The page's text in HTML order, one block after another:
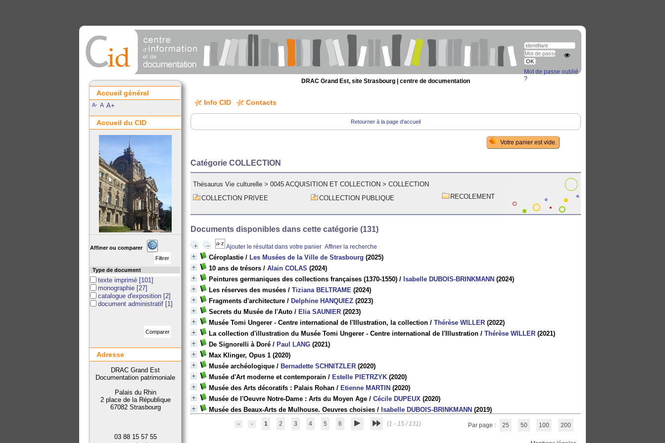
DRAC Grand Est, site Strasbourg | centre de documentation
Info CID Contacts
Retourner à la page d'accueil
Catégorie COLLECTION
Thésaurus Vie culturelle >0045 ACQUISITION ET COLLECTION >COLLECTION
COLLECTION PRIVEE
COLLECTION PUBLIQUE RECOLEMENT
Documents disponibles dans cette catégorie (131)
Ajouter le résultat dans votre panier Affiner la recherche
Céroplastie / Les Musées de la Ville de Strasbourg (2025)
10 ans de trésors /Alain COLAS (2024)
Peintures germaniques des collections françaises (1370-1550) / Isabelle DUBOIS-BRINKMANN (2024)
Les réserves des musées /Tiziana BELTRAME (2024)
Fragments d'architecture / Delphine HANQUIEZ (2023)
Secrets du Musée de l'Auto / Elia SAUNIER (2023)
Musée Tomi Ungerer - Centre international de l'Illustration, la collection /Thérèse WILLER (2022)
La collection d'illustration du Musée Tomi Ungerer - Centre international de l'Illustration /Thérèse WILLER (2021)
De Signorelli à Doré / Paul LANG (2021)
Max Klinger, Opus 1 (2020)
Musée archéologique / Bernadette SCHNITZLER (2020)
Musée d'Art moderne et contemporain / Estelle PIETRZYK (2020)
Musée des Arts décoratifs : Palais Rohan / Etienne MARTIN (2020)
Musée de l'Oeuvre Notre-Dame : Arts du Moyen Age /Cécile DUPEUX (2020)
Musée des Beaux-Arts de Mulhouse. Oeuvres choisies / Isabelle DUBOIS-BRINKMANN (2019)
1 2 3 4 5 6 (1 - 15 / 131) Par page : 25 50 100 200
Accueil général
A- A A+
Accueil du CID
Mot de passe oublié
?
Affiner ou comparer
Type de document
texte imprimé [101]
monographie [27]
catalogue d'exposition [2]
document administratif [1]
Adresse
DRAC Grand Est
Documentation patrimoniale
Palais du Rhin
2 place de la République
67082 Strasbourg
03 88 15 57 55